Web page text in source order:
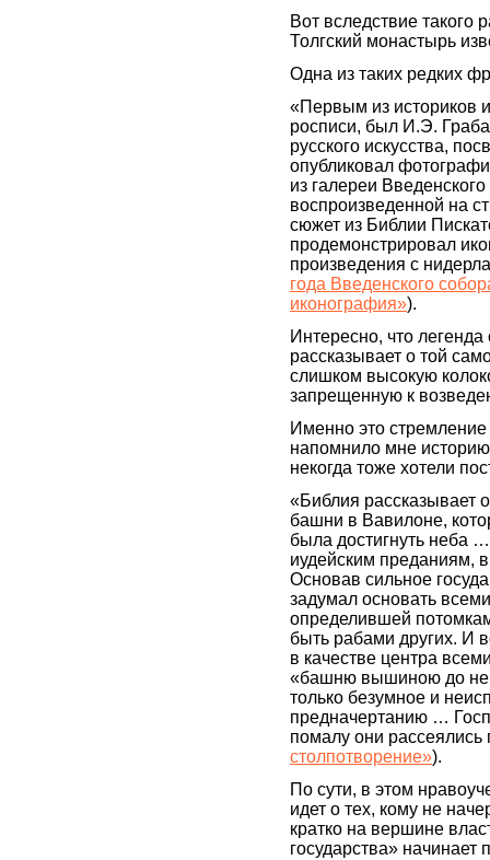
Вот вследствие такого
Толгский монастырь
Одна из таких редких
«Первым из историков
росписи, был И.Э.
русского искусства,
опубликовал
из галереи
воспроизведенной на
сюжет из Библии
продемонстрировал
произведения с
года Введенского
иконография»).
Интересно, что
рассказывает о той
слишком высокую
запрещенную к
Именно это
напомнило мне
некогда тоже хотели
«Библия рассказывает
башни в Вавилоне,
была достигнуть неба
иудейским преданиям,
Основав сильное
задумал основать
определившей
быть рабами других. И
в качестве центра
«башню вышиною до
только безумное и
предначертанию …
помалу они рассеялись
столпотворение»).
По сути, в этом
идет о тех, кому не
кратко на вершине
государства» начинает